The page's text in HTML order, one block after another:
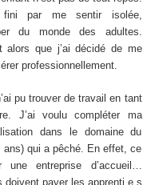
fini par me sentir isolée,
du monde des adultes.
alors que j’ai décidé de me
professionnellement.
pu trouver de travail en tant
J’ai voulu compléter ma
dans le domaine du
ans) qui a pêché. En effet, ce
entreprise d’accueil…
doivent payer les apprenti.e.s